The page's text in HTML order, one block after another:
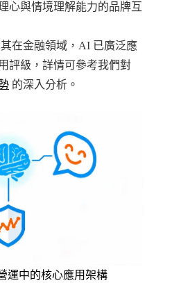
心與情境理解能力的品牌互
在金融領域，AI 已廣泛應
評級，詳情可參考我們對
的深入分析。
運中的核心應用架構